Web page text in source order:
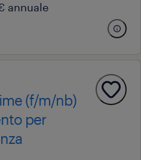
annuale
(f/m/nb)
per